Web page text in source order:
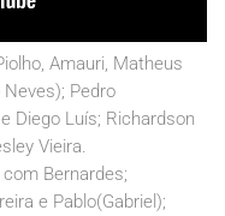
Amauri, Matheus
Pedro
Diego Luís; Richardson
Vieira.
Bernardes;
e Pablo(Gabriel);